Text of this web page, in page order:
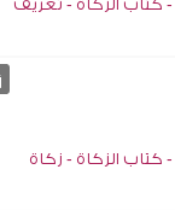
كتاب الزكاة - تعريف
الزكاة - زكاة